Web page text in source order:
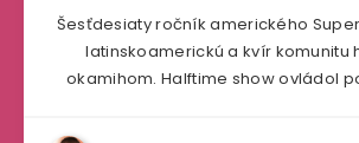
Šesťdesiaty ročník amerického
latinskoamerickú a kvír komunitu
okamihom. Halftime show ovládol